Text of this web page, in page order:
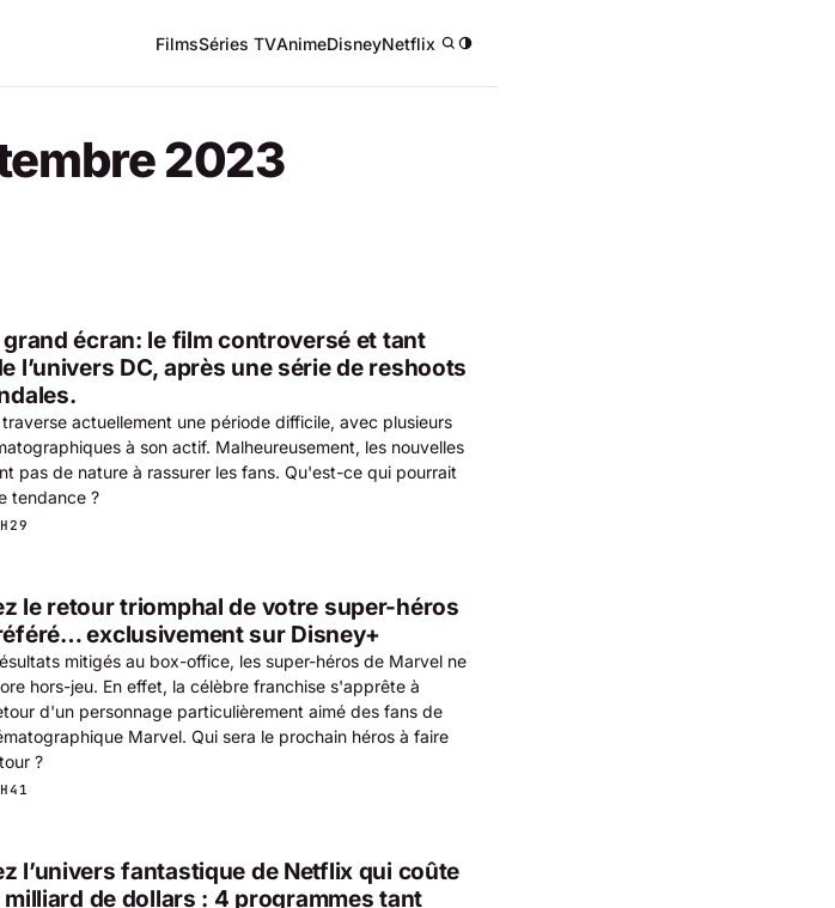
FilmsSéries TVAnimeDisneyNetflix/
2023
écran: le film controversé et tant
l’univers DC, après une série de reshoots
traverse actuellement une période difficile, avec plusieurs
à son actif. Malheureusement, les nouvelles
pas de nature à rassurer les fans. Qu'est-ce qui pourrait
tendance ?
le retour triomphal de votre super-héros
exclusivement sur Disney+
mitigés au box-office, les super-héros de Marvel ne
hors-jeu. En effet, la célèbre franchise s'apprête à
d'un personnage particulièrement aimé des fans de
Marvel. Qui sera le prochain héros à faire
?
l’univers fantastique de Netflix qui coûte
milliard de dollars : 4 programmes tant